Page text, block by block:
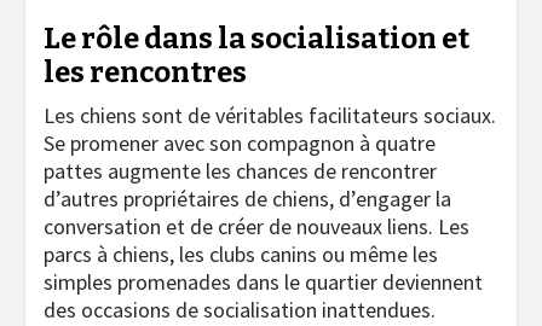
Le rôle dans la socialisation et
les rencontres
Les chiens sont de véritables facilitateurs sociaux.
Se promener avec son compagnon à quatre
pattes augmente les chances de rencontrer
d’autres propriétaires de chiens, d’engager la
conversation et de créer de nouveaux liens. Les
parcs à chiens, les clubs canins ou même les
simples promenades dans le quartier deviennent
des occasions de socialisation inattendues.